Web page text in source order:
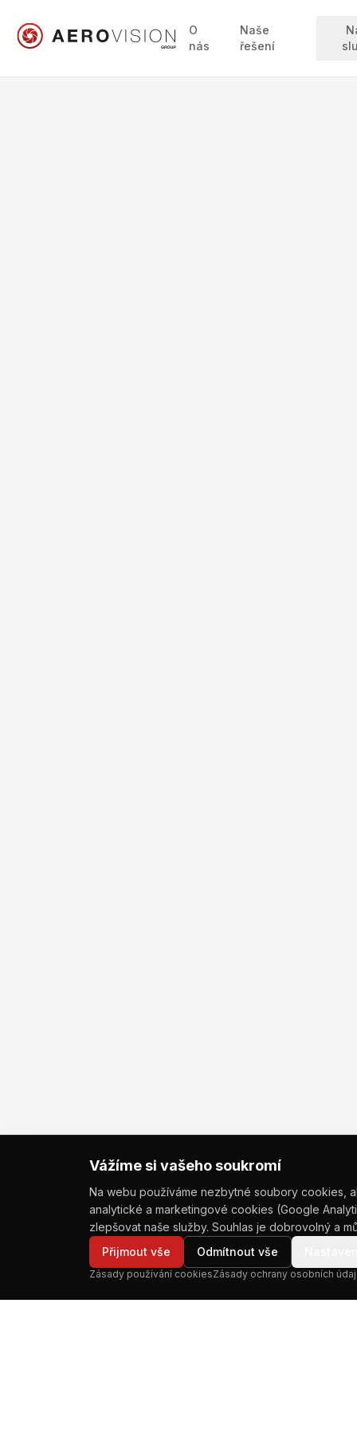
O
nás
Naše
řešení
Vážíme si vašeho soukromí
Na webu používáme nezbytné soubory cookies,
analytické a marketingové cookies (Google
zlepšovat naše služby. Souhlas je dobrovolný a
Přijmout vše
Odmítnout vše
Zásady používání cookiesZásady ochrany osobních